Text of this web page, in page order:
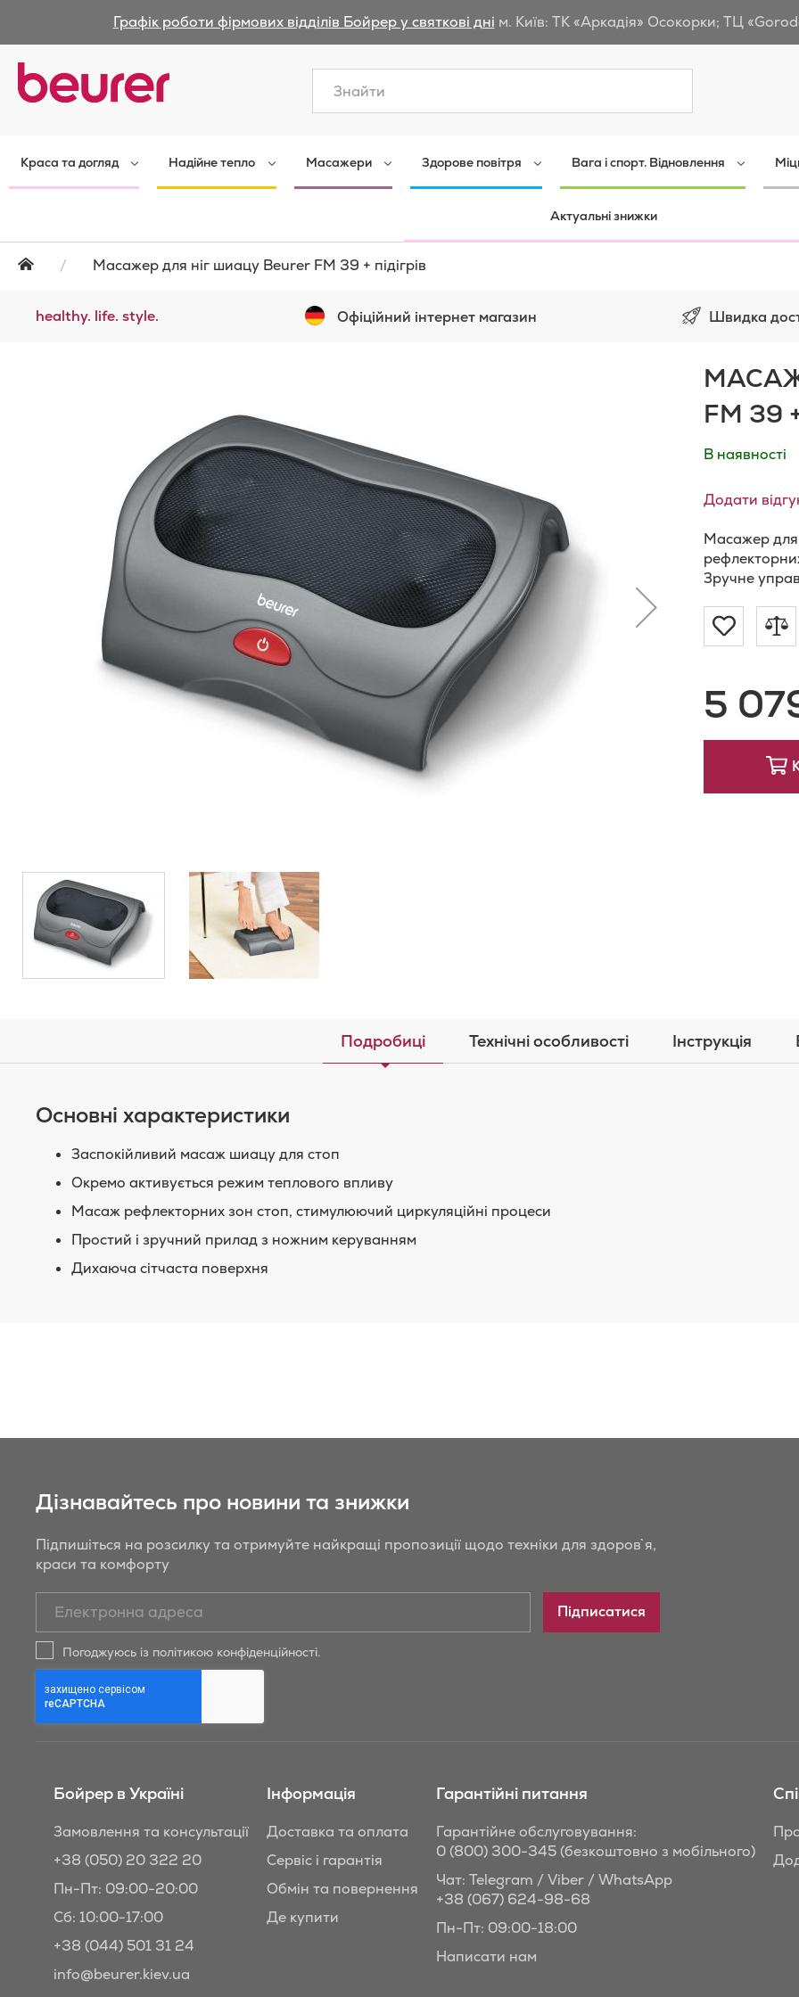
Графік роботи фірмових відділів Бойрер у святкові дні м. Київ: ТК «Аркадія» Осокорки; ТЦ
Пошук
Закрити
Краса та догляд Надійне тепло Масажери Здорове повітря Вага і спорт. Відновлення
Актуальні знижки
Масажер для ніг шиацу Beurer FM 39 + підігрів
healthy. life. style. Офіційний інтернет магазин Швидка
FM 39
В наявності
Додати
Масажер для
Зручне
Додати
Списку
5
Подробиці
Основні характеристики
Заспокійливий масаж шиацу для стоп
Окремо активується режим теплового впливу
Масаж рефлекторних зон стоп, стимулюючий циркуляційні процеси
Простий і зручний прилад з ножним керуванням
Дихаюча сітчаста поверхня
Технічні особливості Інструкція
Дізнавайтесь про новини та знижки
Підпишіться на розсилку та отримуйте найкращі пропозиції щодо техніки для здоров`я,
краси та комфорту
новини
та
Бойрер:
Підписатися
Погоджуюсь із політикою конфіденційності.
Бойрер в Україні
Замовлення та консультації
+38 (050) 20 322 20
Пн-Пт: 09:00-20:00
Сб: 10:00-17:00
+38 (044) 501 31 24
info@beurer.kiev.ua
Інформація
Доставка та оплата
Сервіс і гарантія
Обмін та повернення
Де купити
Гарантійні питання
Гарантійне обслуговування:
0 (800) 300-345(безкоштовно з мобільного)
Чат: Telegram / Viber / WhatsApp
+38 (067) 624-98-68
Пн-Пт: 09:00-18:00
Написати нам